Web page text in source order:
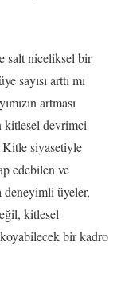
salt niceliksel bir
sayısı arttı mı
artması
devrimci
siyasetiyle
edebilen ve
üyeler,
kitlesel
bir kadro